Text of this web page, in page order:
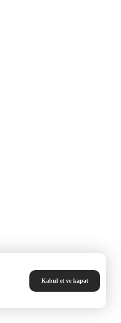
Kabul et ve kapat